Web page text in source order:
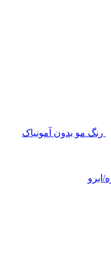
رنگ مو بدون آمونیاک
ابرو